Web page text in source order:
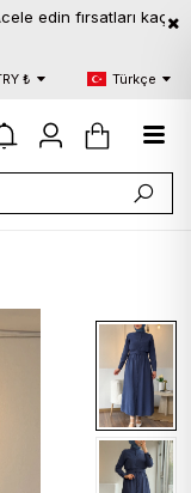
fırsatları kaçırmayın
₺ Türkçe